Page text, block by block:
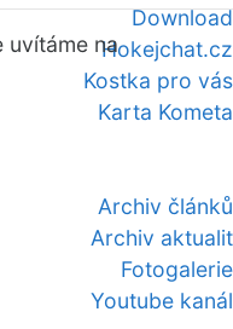
Download
Hokejchat.cz
Kostka pro vás
Karta Kometa
Archiv článků
Archiv aktualit
Fotogalerie
Youtube kanál
uvítáme na